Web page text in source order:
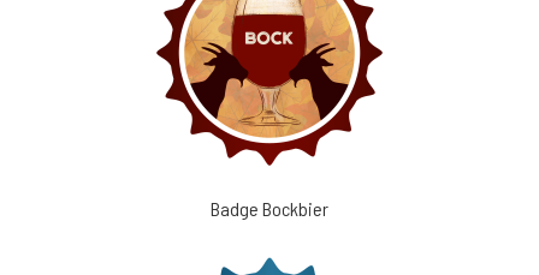
Badge Bockbier